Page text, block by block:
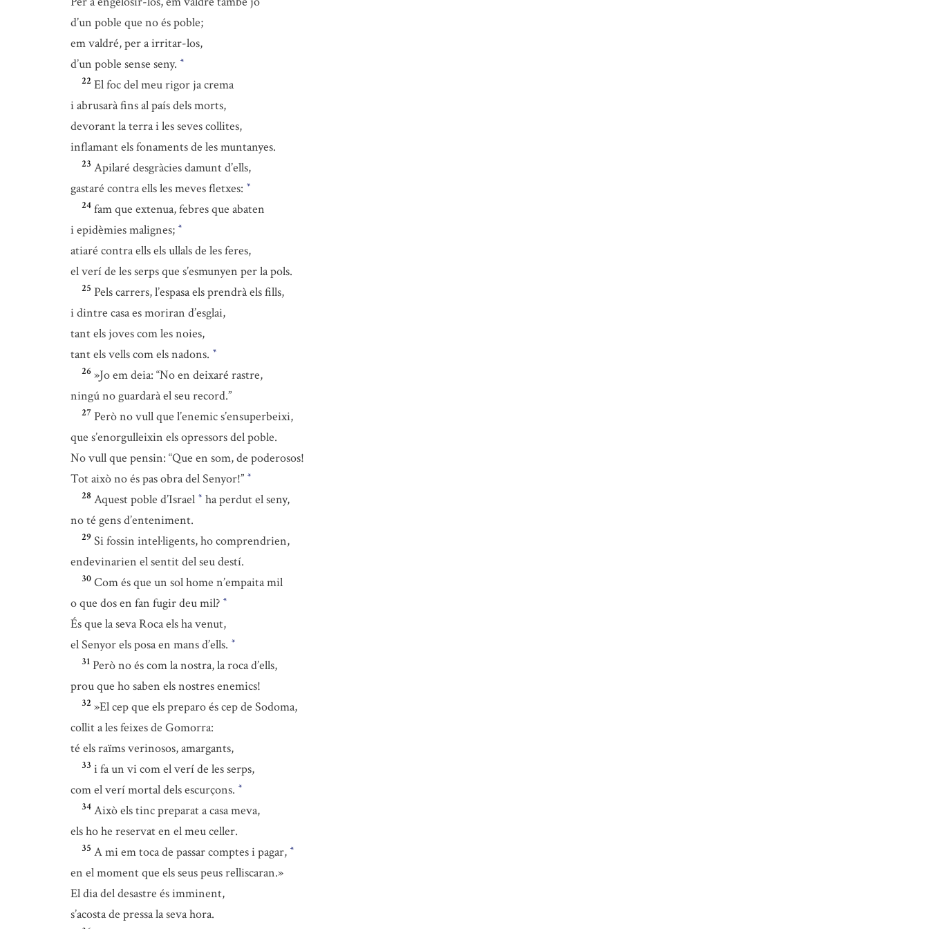
d’un poble que no és poble;
em valdré, per a irritar-los,
d’un poble sense seny. *
22 El foc del meu rigor ja crema
i abrusarà fins al país dels morts,
devorant la terra i les seves collites,
inflamant els fonaments de les muntanyes.
23 Apilaré desgràcies damunt d’ells,
gastaré contra ells les meves fletxes: *
24 fam que extenua, febres que abaten
i epidèmies malignes; *
atiaré contra ells els ullals de les feres,
el verí de les serps que s’esmunyen per la pols.
25 Pels carrers, l’espasa els prendrà els fills,
i dintre casa es moriran d’esglai,
tant els joves com les noies,
tant els vells com els nadons. *
26 »Jo em deia: “No en deixaré rastre,
ningú no guardarà el seu record.”
27 Però no vull que l’enemic s’ensuperbeixi,
que s’enorgulleixin els opressors del poble.
No vull que pensin: “Que en som, de poderosos!
Tot això no és pas obra del Senyor!” *
28 Aquest poble d’Israel * ha perdut el seny,
no té gens d’enteniment.
29 Si fossin intel·ligents, ho comprendrien,
endevinarien el sentit del seu destí.
30 Com és que un sol home n’empaita mil
o que dos en fan fugir deu mil? *
És que la seva Roca els ha venut,
el Senyor els posa en mans d’ells. *
31 Però no és com la nostra, la roca d’ells,
prou que ho saben els nostres enemics!
32 »El cep que els preparo és cep de Sodoma,
collit a les feixes de Gomorra:
té els raïms verinosos, amargants,
33 i fa un vi com el verí de les serps,
com el verí mortal dels escurçons. *
34 Això els tinc preparat a casa meva,
els ho he reservat en el meu celler.
35 A mi em toca de passar comptes i pagar, *
en el moment que els seus peus relliscaran.»
El dia del desastre és imminent,
s’acosta de pressa la seva hora.